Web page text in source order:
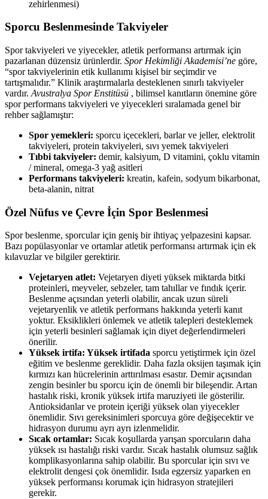
zehirlenmesi)
Sporcu Beslenmesinde Takviyeler
Spor takviyeleri ve yiyecekler, atletik performansı artırmak için
pazarlanan düzensiz ürünlerdir. Spor Hekimliği Akademisi’ne göre,
“spor takviyelerinin etik kullanımı kişisel bir seçimdir ve
tartışmalıdır.” Klinik araştırmalarla desteklenen sınırlı takviyeler
vardır. Avustralya Spor Enstitüsü , bilimsel kanıtların önemine göre
spor performans takviyeleri ve yiyecekleri sıralamada genel bir
rehber sağlamıştır:
Spor yemekleri: sporcu içecekleri, barlar ve jeller, elektrolit
takviyeleri, protein takviyeleri, sıvı yemek takviyeleri
Tıbbi takviyeler: demir, kalsiyum, D vitamini, çoklu vitamin
/ mineral, omega-3 yağ asitleri
Performans takviyeleri: kreatin, kafein, sodyum bikarbonat,
beta-alanin, nitrat
Özel Nüfus ve Çevre İçin Spor Beslenmesi
Spor beslenme, sporcular için geniş bir ihtiyaç yelpazesini kapsar.
Bazı popülasyonlar ve ortamlar atletik performansı artırmak için ek
kılavuzlar ve bilgiler gerektirir.
Vejetaryen atlet: Vejetaryen diyeti yüksek miktarda bitki
proteinleri, meyveler, sebzeler, tam tahıllar ve fındık içerir.
Beslenme açısından yeterli olabilir, ancak uzun süreli
vejetaryenlik ve atletik performans hakkında yeterli kanıt
yoktur. Eksiklikleri önlemek ve atletik talepleri desteklemek
için yeterli besinleri sağlamak için diyet değerlendirmeleri
önerilir.
Yüksek irtifa: Yüksek irtifada sporcu yetiştirmek için özel
eğitim ve beslenme gereklidir. Daha fazla oksijen taşımak için
kırmızı kan hücrelerinin arttırılması esastır. Demir açısından
zengin besinler bu sporcu için de önemli bir bileşendir. Artan
hastalık riski, kronik yüksek irtifa maruziyeti ile gösterilir.
Antioksidanlar ve protein içeriği yüksek olan yiyecekler
önemlidir. Sıvı gereksinimleri sporcuya göre değişecektir ve
hidrasyon durumu ayrı ayrı izlenmelidir.
Sıcak ortamlar: Sıcak koşullarda yarışan sporcuların daha
yüksek ısı hastalığı riski vardır. Sıcak hastalık olumsuz sağlık
komplikasyonlarına sahip olabilir. Bu sporcular için sıvı ve
elektrolit dengesi çok önemlidir. Isıda egzersiz yaparken en
yüksek performansı korumak için hidrasyon stratejileri
gerekir.